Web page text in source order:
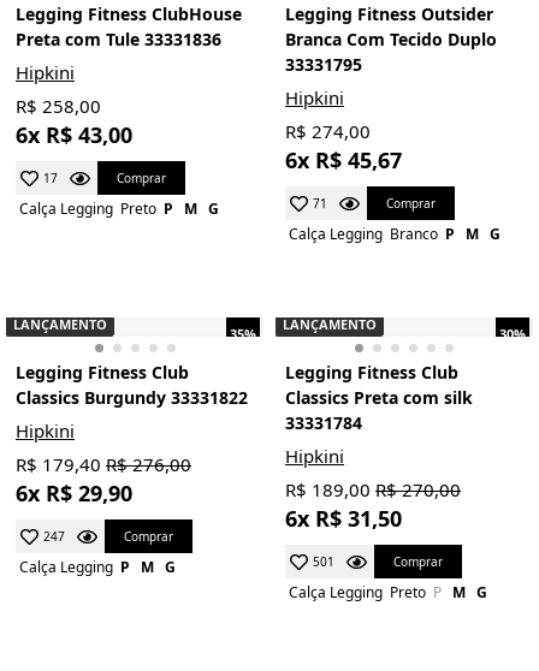
Legging Fitness ClubHouse
Preta com Tule 33331836
Hipkini
R$ 258,00
6x R$ 43,00
17 Comprar
Calça Legging Preto P M G
Legging Fitness Outsider
Branca Com Tecido Duplo
33331795
Hipkini
R$ 274,00
6x R$ 45,67
71 Comprar
Calça Legging Branco P M G
35%
LANÇAMENTO
Legging Fitness Club
Classics Burgundy 33331822
Hipkini
R$ 179,40 R$ 276,00
6x R$ 29,90
247 Comprar
Calça Legging P M G
30%
LANÇAMENTO
Legging Fitness Club
Classics Preta com silk
33331784
Hipkini
R$ 189,00 R$ 270,00
6x R$ 31,50
501 Comprar
Calça Legging Preto P M G